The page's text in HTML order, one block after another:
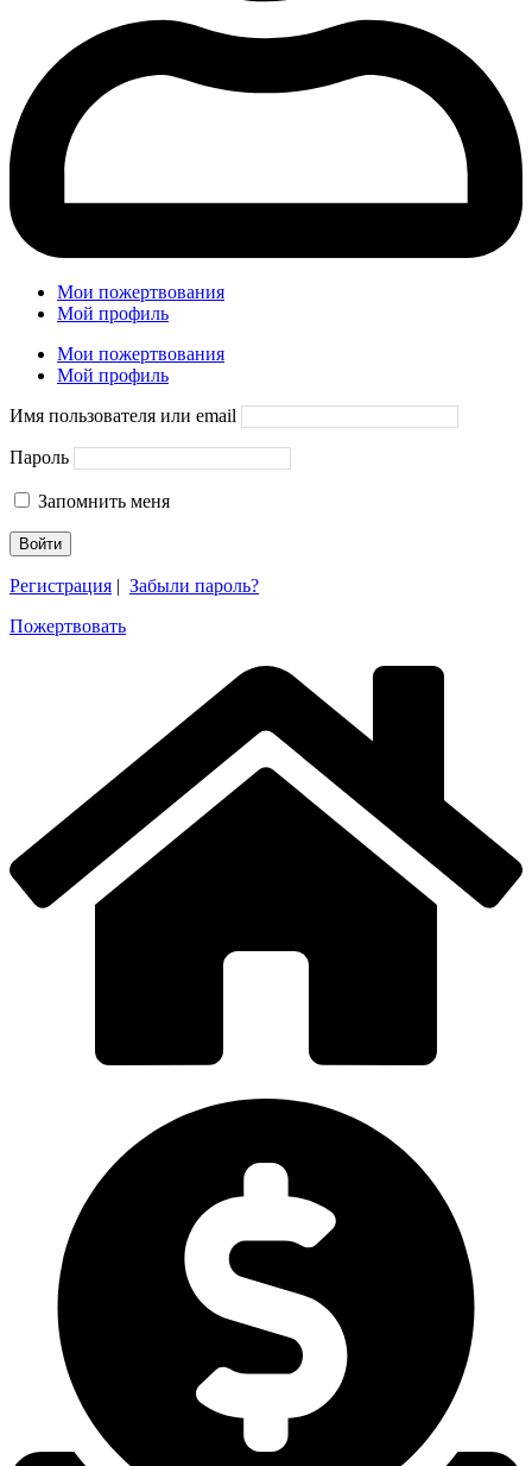
Мои пожертвования
Мой профиль
Мои пожертвования
Мой профиль
Имя пользователя или email
Пароль
Запомнить меня
Регистрация | Забыли пароль?
Пожертвовать